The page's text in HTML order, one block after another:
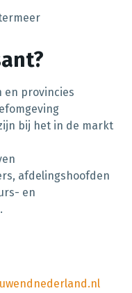
en provincies
bij het in de markt
afdelingshoofden
en